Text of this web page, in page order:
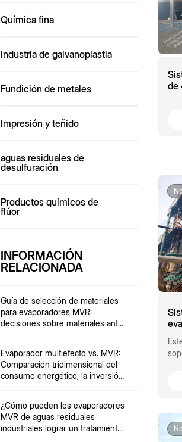
Química fina
Industria de galvanoplastia
Fundición de metales
Impresión y teñido
aguas residuales de
desulfuración
Productos químicos de
flúor
INFORMACIÓN
RELACIONADA
Guía de selección de materiales
para evaporadores MVR:
decisiones sobre materiales ante
partículas.
Evaporador multiefecto vs. MVR:
Comparación tridimensional del
consumo energético, la inversión,
¿Cómo pueden los evaporadores
MVR de aguas residuales
industriales lograr un tratamiento
de
La